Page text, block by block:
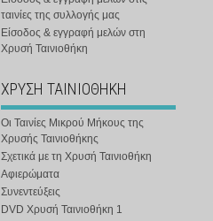
ταινίες της συλλογής μας
Είσοδος & εγγραφή μελών στη
Χρυσή Ταινιοθήκη
ΧΡΥΣΗ ΤΑΙΝΙΟΘΗΚΗ
Οι Ταινίες Μικρού Μήκους της
Χρυσής Ταινιοθήκης
Σχετικά με τη Χρυσή Ταινιοθήκη
Αφιερώματα
Συνεντεύξεις
DVD Χρυσή Ταινιοθήκη 1